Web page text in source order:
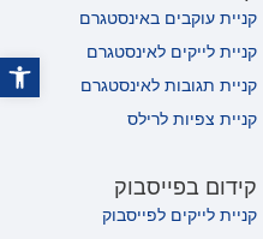
קניית עוקבים באינסטגרם
קניית לייקים לאינסטגרם
קניית תגובות לאינסטגרם
קניית צפיות לרילס
קידום בפייסבוק
קניית לייקים לפייסבוק